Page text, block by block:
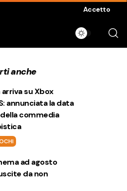
Accetto
anche
su Xbox
annunciata la data
commedia
ad agosto
da non